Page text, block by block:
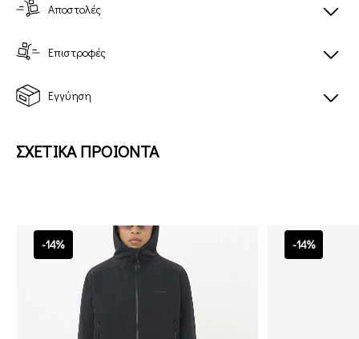
Αποστολές
Επιστροφές
Εγγύηση
ΣΧΕΤΙΚΑ ΠΡΟΙΟΝΤΑ
-14% -14%